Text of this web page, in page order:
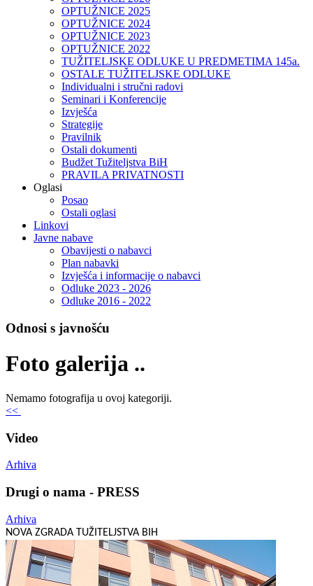
OPTUŽNICE 2025
OPTUŽNICE 2024
OPTUŽNICE 2023
OPTUŽNICE 2022
TUŽITELJSKE ODLUKE U PREDMETIMA 145a.
OSTALE TUŽITELJSKE ODLUKE
Individualni i stručni radovi
Seminari i Konferencije
Izvješća
Strategije
Pravilnik
Ostali dokumenti
Budžet Tužiteljstva BiH
PRAVILA PRIVATNOSTI
Oglasi
Posao
Ostali oglasi
Linkovi
Javne nabave
Obavijesti o nabavci
Plan nabavki
Izvješća i informacije o nabavci
Odluke 2023 - 2026
Odluke 2016 - 2022
Odnosi s javnošću
Foto galerija ..
Nemamo fotografija u ovoj kategoriji.
<<
Video
Arhiva
Drugi o nama - PRESS
Arhiva
NOVA ZGRADA TUŽITELJSTVA BIH